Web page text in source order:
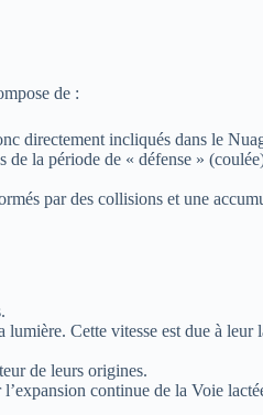
de :
directement incliqués dans le
la période de « défense »
par des collisions et une
Cette vitesse est due à leur
de leurs origines.
continue de la Voie